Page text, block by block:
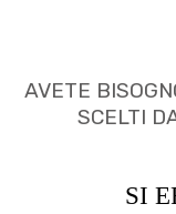
AVETE
SCELTI
SI